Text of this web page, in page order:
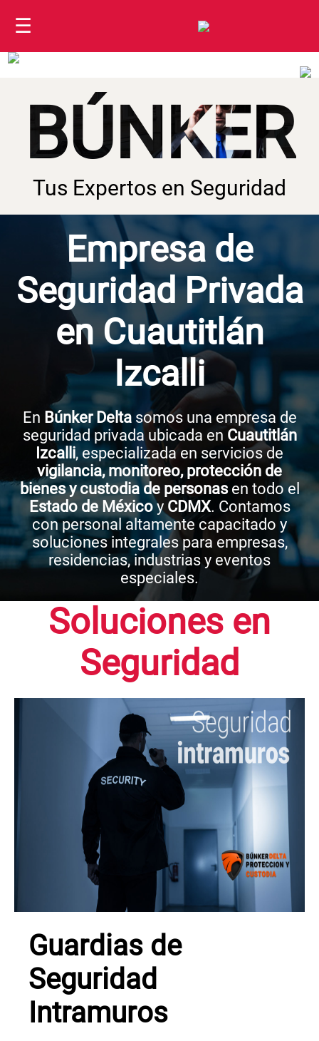
☰
BÚNKER
Tus Expertos en Seguridad
Empresa de
Seguridad Privada
en Cuautitlán
Izcalli
En Búnker Deltasomos una empresa de
seguridad privada ubicada en Cuautitlán
Izcalli, especializada en servicios de
vigilancia, monitoreo, protección de
bienes y custodia de personasen todo el
Estado de Méxicoy CDMX. Contamos
con personal altamente capacitado y
soluciones integrales para empresas,
residencias, industrias y eventos
especiales.
Soluciones en
Seguridad
Guardias de
Seguridad
Intramuros